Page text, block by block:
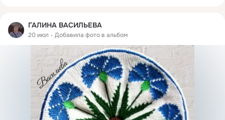
ГАЛИНА ВАСИЛЬЕВА
20 июл Добавила фото в альбом